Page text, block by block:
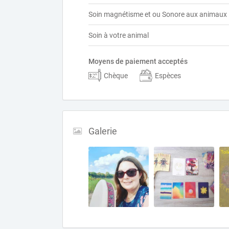
Soin magnétisme et ou Sonore aux animaux
Soin à votre animal
Moyens de paiement acceptés
Chèque
Espèces
Galerie